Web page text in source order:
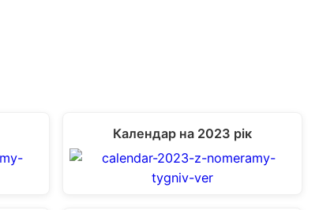
Календар на 2023 рік